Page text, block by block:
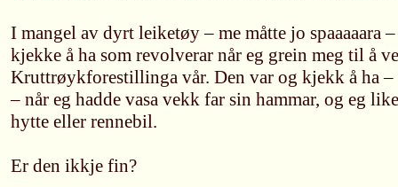
I mangel av dyrt leiketøy – me måtte jo spaaaaara
kjekke å ha som revolverar når eg grein meg til å
Kruttrøykforestillinga vår. Den var og kjekk å ha
– når eg hadde vasa vekk far sin hammar, og eg
hytte eller rennebil.
Er den ikkje fin?